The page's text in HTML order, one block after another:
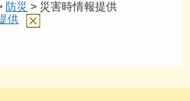
防災 > 災害時情報提供
供